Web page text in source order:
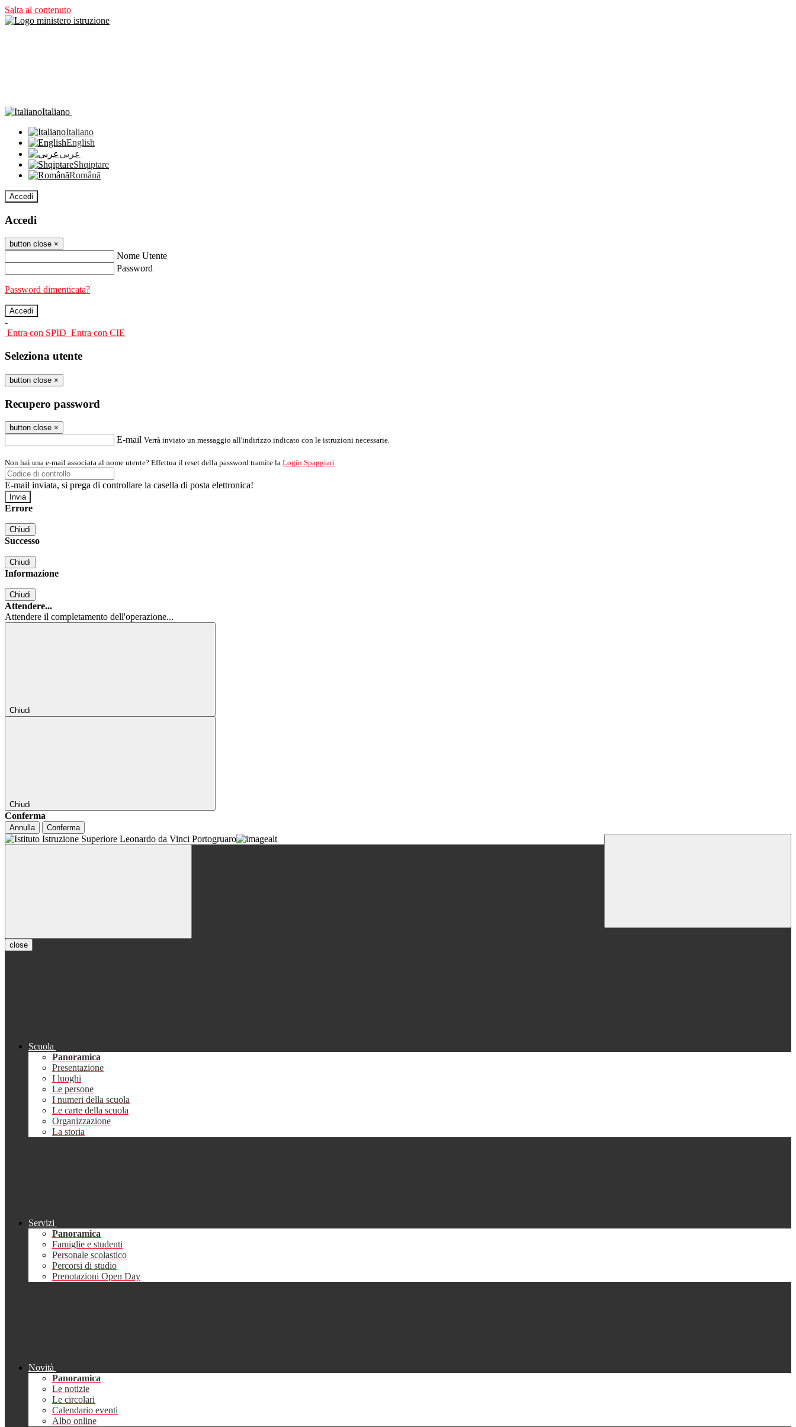
Salta al contenuto
Italiano
Italiano
English
عربى
Shqiptare
Română
Accedi
Accedi
button close ×
Nome Utente
Password
Password dimenticata?
-
Entra con SPID Entra con CIE
Seleziona utente
button close ×
Recupero password
button close ×
E-mail Verrà inviato un messaggio all'indirizzo indicato con le istruzioni necessarie.
Non hai una e-mail associata al nome utente? Effettua il reset della password tramite la Login Spaggiari
E-mail inviata, si prega di controllare la casella di posta elettronica!
Errore
Chiudi
Successo
Chiudi
Informazione
Chiudi
Attendere...
Attendere il completamento dell'operazione...
Chiudi
Chiudi
Conferma
Annulla Conferma
close
Scuola
Panoramica
Presentazione
I luoghi
Le persone
I numeri della scuola
Le carte della scuola
Organizzazione
La storia
Servizi
Panoramica
Famiglie e studenti
Personale scolastico
Percorsi di studio
Prenotazioni Open Day
Novità
Panoramica
Le notizie
Le circolari
Calendario eventi
Albo online